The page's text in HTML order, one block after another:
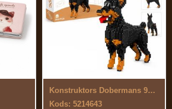
Konstruktors Dobermans 950 el.
Kods: 5214643